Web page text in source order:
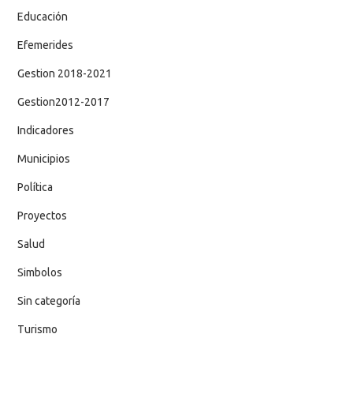
Educación
Efemerides
Gestion 2018-2021
Gestion2012-2017
Indicadores
Municipios
Política
Proyectos
Salud
Simbolos
Sin categoría
Turismo